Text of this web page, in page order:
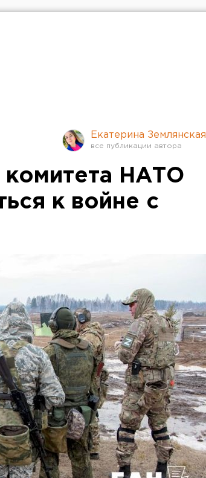
Екатерина Землянская
комитета НАТО
к войне с